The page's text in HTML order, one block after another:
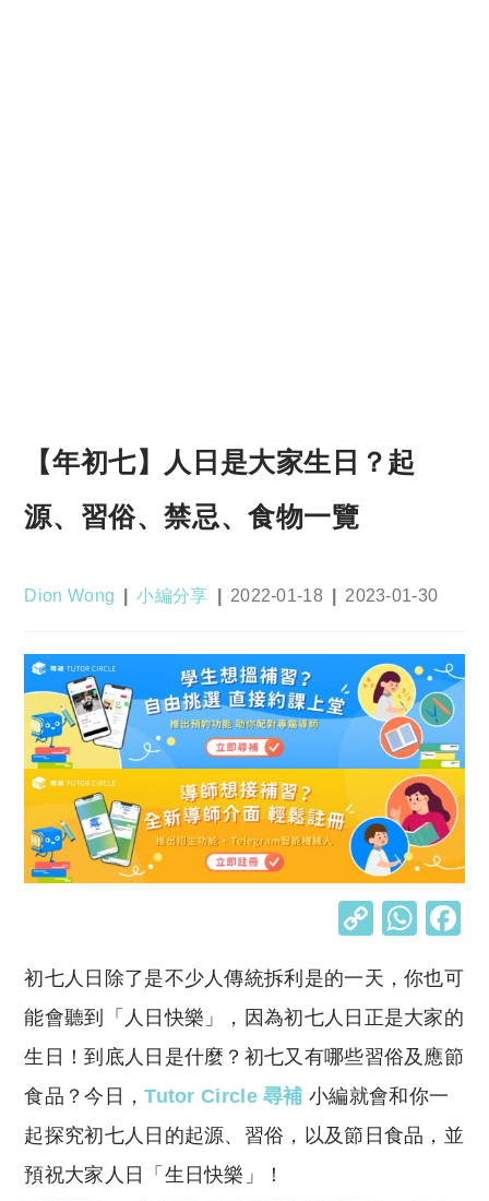
【年初七】人日是大家生日？起
源、習俗、禁忌、食物一覽
Post
Dion Wong
Post
小編分享
Post
2022-01-18
Post
2023-01-30
C
p
y
Li
n
k
W
at
s
A
p
p
初七人日除了是不少人傳統拆利是的一天，你也可
能會聽到「人日快樂」，因為初七人日正是大家的
生日！到底人日是什麼？初七又有哪些習俗及應節
食品？今日，Tutor Circle 尋補 小編就會和你一
起探究初七人日的起源、習俗，以及節日食品，並
預祝大家人日「生日快樂」！